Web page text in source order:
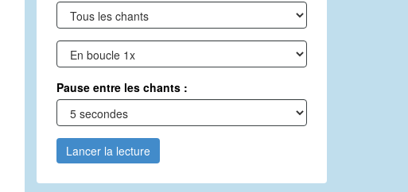
Pause entre les chants :
Lancer la lecture